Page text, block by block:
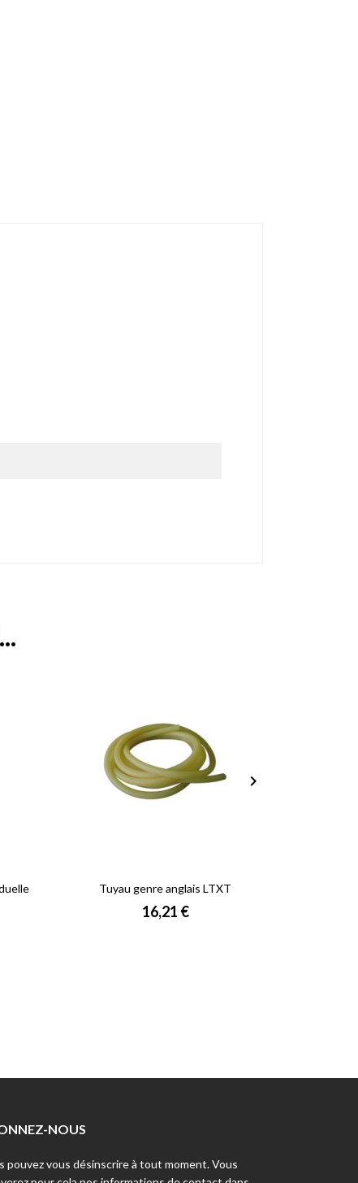
Tuyau genre anglais LTXT
Prix
16,21 €

NOUS
pouvez vous désinscrire à tout moment. Vous